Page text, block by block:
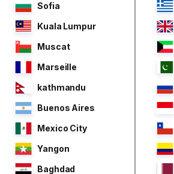
Sofia
Kuala Lumpur
Muscat
Marseille
kathmandu
Buenos Aires
Mexico City
Yangon
Baghdad